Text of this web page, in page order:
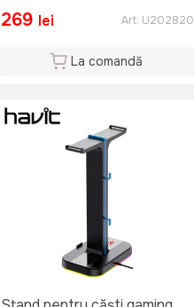
269 lei Art: U202820
La comandă